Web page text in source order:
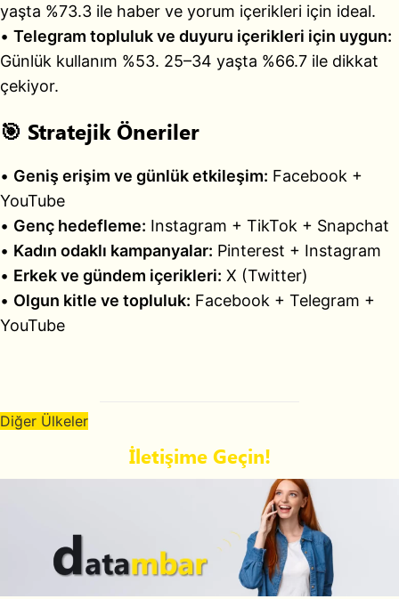
yaşta %73.3 ile haber ve yorum içerikleri için ideal.
• Telegram topluluk ve duyuru içerikleri için uygun:
Günlük kullanım %53. 25–34 yaşta %66.7 ile dikkat
çekiyor.
🎯 Stratejik Öneriler
• Geniş erişim ve günlük etkileşim: Facebook +
YouTube
• Genç hedefleme: Instagram + TikTok + Snapchat
• Kadın odaklı kampanyalar: Pinterest + Instagram
• Erkek ve gündem içerikleri: X (Twitter)
• Olgun kitle ve topluluk: Facebook + Telegram +
YouTube
Diğer Ülkeler
İletişime Geçin!